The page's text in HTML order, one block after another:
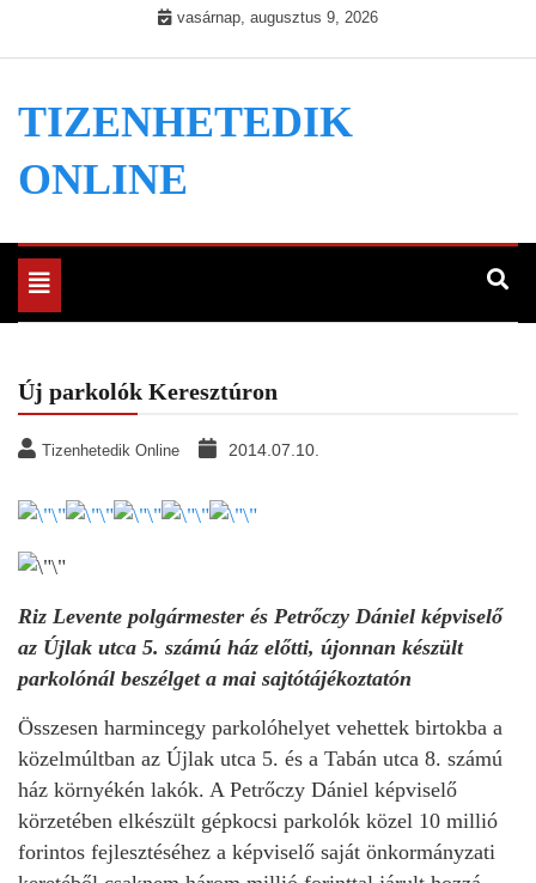
vasárnap, augusztus 9, 2026
TIZENHETEDIK
ONLINE
Toggle
navigation
Új parkolók Keresztúron
Tizenhetedik Online 2014.07.10.
Riz Levente polgármester és Petrőczy Dániel képviselő
az Újlak utca 5. számú ház előtti, újonnan készült
parkolónál beszélget a mai sajtótájékoztatón
Összesen harmincegy parkolóhelyet vehettek birtokba a
közelmúltban az Újlak utca 5. és a Tabán utca 8. számú
ház környékén lakók. A Petrőczy Dániel képviselő
körzetében elkészült gépkocsi parkolók közel 10 millió
forintos fejlesztéséhez a képviselő saját önkormányzati